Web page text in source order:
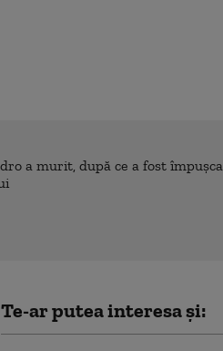
Te-ar putea interesa și: